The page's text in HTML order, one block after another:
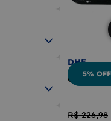
DHF
Cárter
R$ 226,98
5% OFF